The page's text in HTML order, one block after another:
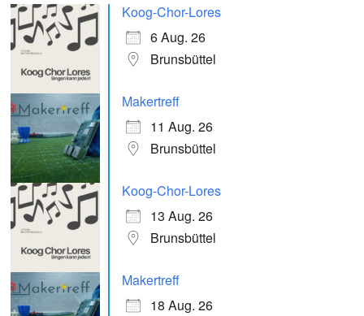
Koog-Chor-Lores
6 Aug. 26
Brunsbüttel
Makertreff
11 Aug. 26
Brunsbüttel
Koog-Chor-Lores
13 Aug. 26
Brunsbüttel
Makertreff
18 Aug. 26